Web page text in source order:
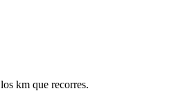
km que recorres.